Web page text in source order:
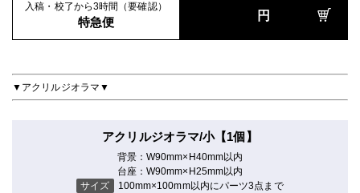
入稿・校了から3時間（要確認）
特急便 円
▼アクリルジオラマ▼
アクリルジオラマ/小【1個】
背景：W90mm×H40mm以内
台座：W90mm×H25mm以内
サイズ
100mm×100mm以内にパーツ3点まで